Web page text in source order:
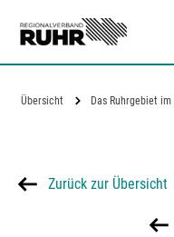
Übersicht
Zurück zur Übersicht